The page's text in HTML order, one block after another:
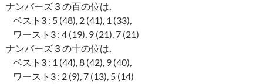
ナンバーズ３の百の位は,
ベスト3 : 5 (48), 2 (41), 1 (33),
ワースト3 : 4 (19), 9 (21), 7 (21)
ナンバーズ３の十の位は,
ベスト3 : 1 (44), 8 (42), 9 (40),
ワースト3 : 2 (9), 7 (13), 5 (14)